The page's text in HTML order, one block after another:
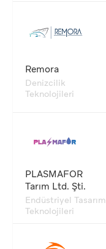
Remora
Denizcilik
Teknolojileri
PLASMAFOR
Tarım Ltd. Şti.
Endüstriyel Tasarım
Teknolojileri